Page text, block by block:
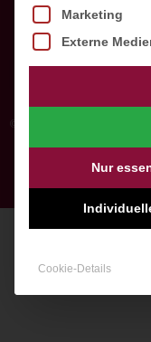
© All rights reserved
Marketing
Externe
Nur
Cookie-Details